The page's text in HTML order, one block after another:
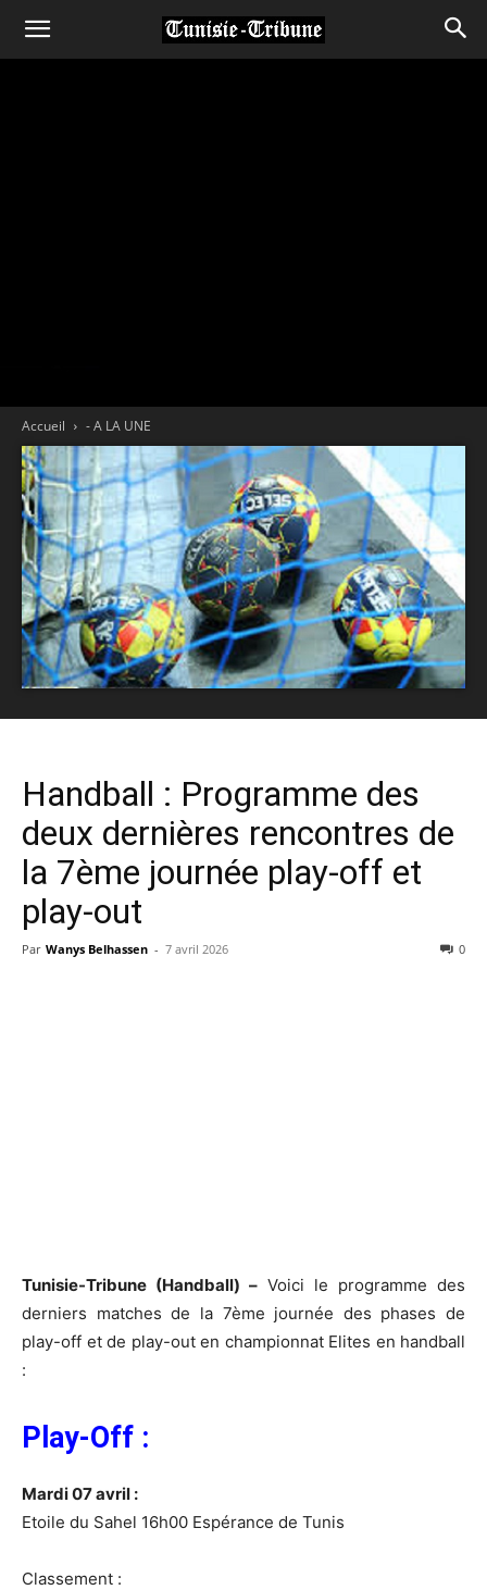
Accueil - A LA UNE
Handball : Programme des
deux dernières rencontres de
la 7ème journée play-off et
play-out
Par Wanys Belhassen - 7 avril 2026 0
Tunisie-Tribune (Handball) – Voici le programme des
derniers matches de la 7ème journée des phases de
play-off et de play-out en championnat Elites en handball
:
Play-Off :
Mardi 07 avril :
Etoile du Sahel 16h00 Espérance de Tunis
Classement :